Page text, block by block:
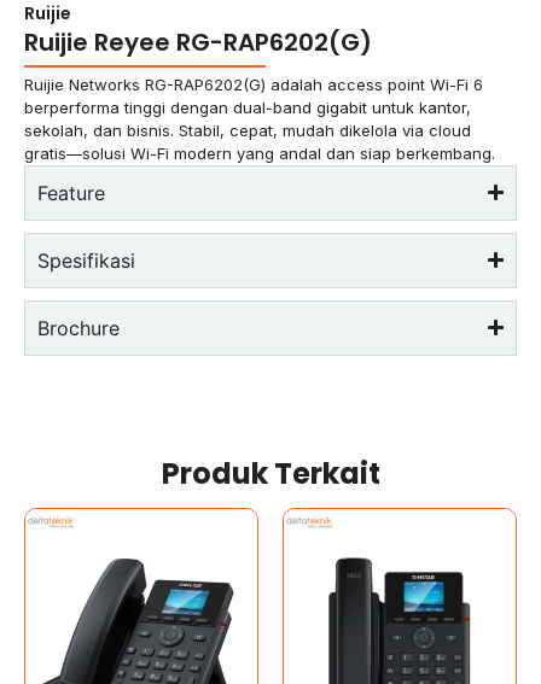
Ruijie
Ruijie Reyee RG-RAP6202(G)
Ruijie Networks RG-RAP6202(G) adalah access point Wi-Fi 6
berperforma tinggi dengan dual-band gigabit untuk kantor,
sekolah, dan bisnis. Stabil, cepat, mudah dikelola via cloud
gratis—solusi Wi-Fi modern yang andal dan siap berkembang.
Feature
Spesifikasi
Brochure
Produk Terkait